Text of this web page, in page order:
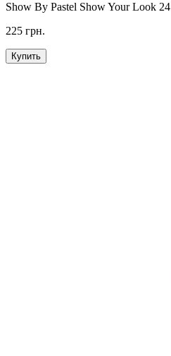
Show By Pastel Show Your Look 24
225 грн.
Купить